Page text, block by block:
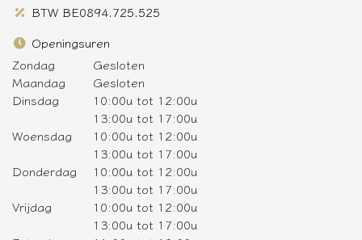
BTW BE0894.725.525
Openingsuren
Zondag
Gesloten
Maandag
Gesloten
Dinsdag
10:00u tot 12:00u
13:00u tot 17:00u
Woensdag
10:00u tot 12:00u
13:00u tot 17:00u
Donderdag
10:00u tot 12:00u
13:00u tot 17:00u
Vrijdag
10:00u tot 12:00u
13:00u tot 17:00u